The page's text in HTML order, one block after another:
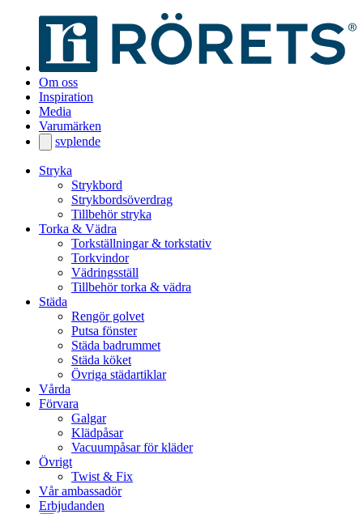
Om oss
Inspiration
Media
Varumärken
svplende
Stryka
Strykbord
Strykbordsöverdrag
Tillbehör stryka
Torka & Vädra
Torkställningar & torkstativ
Torkvindor
Vädringsställ
Tillbehör torka & vädra
Städa
Rengör golvet
Putsa fönster
Städa badrummet
Städa köket
Övriga städartiklar
Vårda
Förvara
Galgar
Klädpåsar
Vacuumpåsar för kläder
Övrigt
Twist & Fix
Vår ambassadör
Erbjudanden